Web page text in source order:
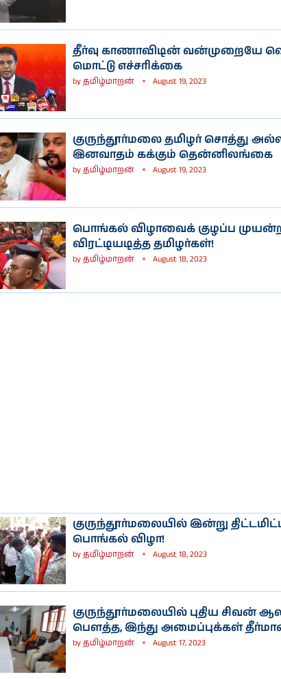
தீர்வு காணாவிடின் வன்முறையே
மொட்டு எச்சரிக்கை
byதமிழ்மாறன் August 19, 2023
குருந்தூர்மலை தமிழர் சொத்து
இனவாதம் கக்கும் தென்னிலங்கை
byதமிழ்மாறன் August 19, 2023
பொங்கல் விழாவைக் குழப்ப
விரட்டியடித்த தமிழர்கள்!
byதமிழ்மாறன் August 18, 2023
குருந்தூர்மலையில் இன்று
பொங்கல் விழா!
byதமிழ்மாறன் August 18, 2023
குருந்தூர்மலையில் புதிய சிவன்
பெளத்த, இந்து அமைப்புக்கள்
byதமிழ்மாறன் August 17, 2023